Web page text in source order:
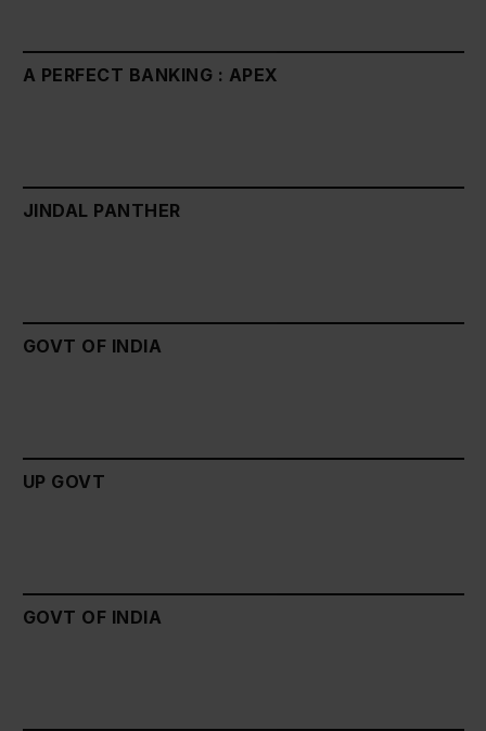
A PERFECT BANKING : APEX
JINDAL PANTHER
GOVT OF INDIA
UP GOVT
GOVT OF INDIA